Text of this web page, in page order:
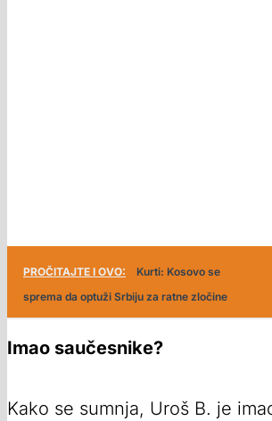
PROČITAJTE I OVO:
Kurti: Kosovo se
sprema da optuži Srbiju za ratne zločine
Imao saučesnike?
Kako se sumnja, Uroš B. je